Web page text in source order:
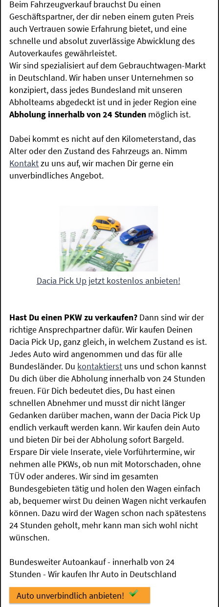
Beim Fahrzeugverkauf brauchst Du einen
Geschäftspartner, der dir neben einem guten Preis
auch Vertrauen sowie Erfahrung bietet, und eine
schnelle und absolut zuverlässige Abwicklung des
Autoverkaufes gewährleistet.
Wir sind spezialisiert auf dem Gebrauchtwagen-Markt
in Deutschland. Wir haben unser Unternehmen so
konzipiert, dass jedes Bundesland mit unseren
Abholteams abgedeckt ist und in jeder Region eine
Abholung innerhalb von 24 Stunden möglich ist.
Dabei kommt es nicht auf den Kilometerstand, das
Alter oder den Zustand des Fahrzeugs an. Nimm
Kontaktzu uns auf, wir machen Dir gerne ein
unverbindliches Angebot.
Dacia Pick Up jetzt kostenlos anbieten!
Hast Du einen PKW zu verkaufen? Dann sind wir der
richtige Ansprechpartner dafür. Wir kaufen Deinen
Dacia Pick Up, ganz gleich, in welchem Zustand es ist.
Jedes Auto wird angenommen und das für alle
Bundesländer. Du kontaktierst uns und schon kannst
Du dich über die Abholung innerhalb von 24 Stunden
freuen. Für Dich bedeutet dies, Du hast einen
schnellen Abnehmer und musst dir nicht länger
Gedanken darüber machen, wann der Dacia Pick Up
endlich verkauft werden kann. Wir kaufen dein Auto
und bieten Dir bei der Abholung sofort Bargeld.
Erspare Dir viele Inserate, viele Vorführtermine, wir
nehmen alle PKWs, ob nun mit Motorschaden, ohne
TÜV oder anderes. Wir sind im gesamten
Bundesgebieten tätig und holen den Wagen einfach
ab, bequemer wirst Du deinen Wagen nicht verkaufen
können. Dazu wird der Wagen schon nach spätestens
24 Stunden geholt, mehr kann man sich wohl nicht
wünschen.
Bundesweiter Autoankauf - innerhalb von 24
Stunden - Wir kaufen Ihr Auto in Deutschland
Auto unverbindlich anbieten!